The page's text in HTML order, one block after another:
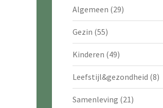
Algemeen (29)
Gezin (55)
Kinderen (49)
Leefstijl&gezondheid (8)
Samenleving (21)